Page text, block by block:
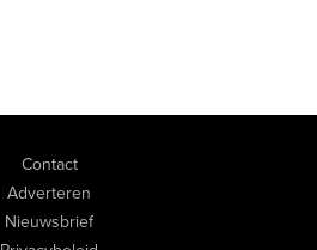
Contact
Adverteren
Nieuwsbrief